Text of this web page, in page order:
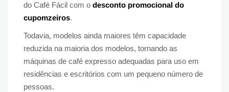
do Café Fácil com o desconto promocional do
cupomzeiros.
Todavia, modelos ainda maiores têm capacidade
reduzida na maioria dos modelos, tornando as
máquinas de café expresso adequadas para uso em
residências e escritórios com um pequeno número de
pessoas.